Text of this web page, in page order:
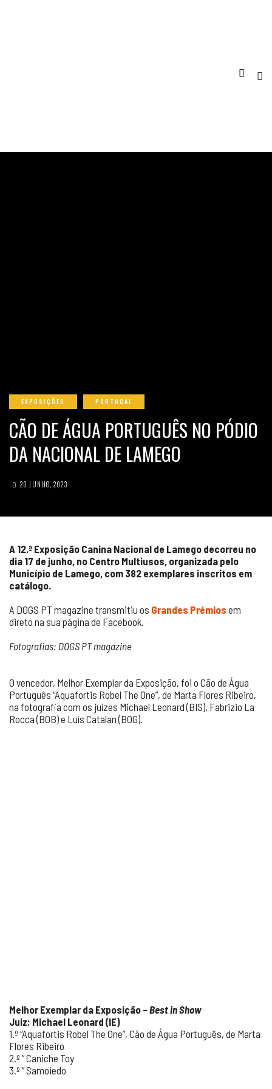
EXPOSIÇÕES PORTUGAL
CÃO DE ÁGUA PORTUGUÊS NO PÓDIO
DA NACIONAL DE LAMEGO
20 JUNHO, 2023
A 12.ª Exposição Canina Nacional de Lamego decorreu no
dia 17 de junho, no Centro Multiusos, organizada pelo
Município de Lamego, com 382 exemplares inscritos em
catálogo.
A DOGS PT magazine transmitiu os Grandes Prémios em
direto na sua página de Facebook.
Fotografias: DOGS PT magazine
O vencedor, Melhor Exemplar da Exposição, foi o Cão de Água
Português “Aquafortis Robel The One”, de Marta Flores Ribeiro,
na fotografia com os juízes Michael Leonard (BIS), Fabrizio La
Rocca (BOB) e Luís Catalan (BOG).
Melhor Exemplar da Exposição – Best in Show
Juiz: Michael Leonard (IE)
1.º “Aquafortis Robel The One”, Cão de Água Português, de Marta
Flores Ribeiro
2.º ” Caniche Toy
3.º ” Samoiedo